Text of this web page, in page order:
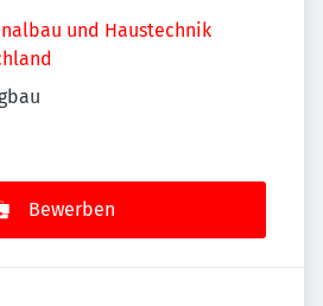
und Haustechnik
Bewerben